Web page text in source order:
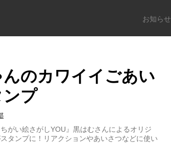
お知らせ
のカワイイごあい
ンプ
がい絵さがしYOU』黒はむさんによるオリジ
タンプに！リアクションやあいさつなどに使い